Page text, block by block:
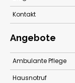
Kontakt
Angebote
Ambulante Pflege
Hausnotruf